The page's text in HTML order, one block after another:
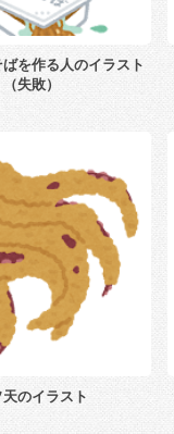
を作る人のイラスト
（失敗）
のイラスト